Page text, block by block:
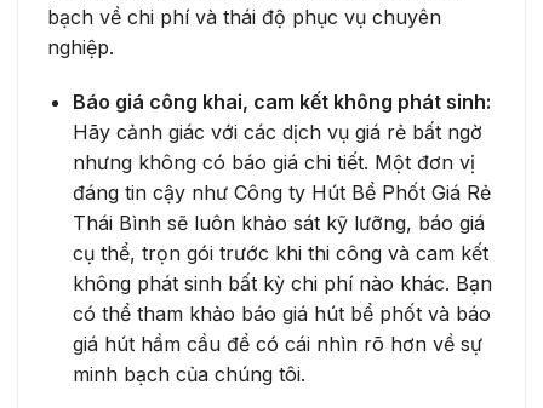
bạch về chi phí và thái độ phục vụ chuyên
nghiệp.
Báo giá công khai, cam kết không phát sinh:
Hãy cảnh giác với các dịch vụ giá rẻ bất ngờ
nhưng không có báo giá chi tiết. Một đơn vị
đáng tin cậy như Công ty Hút Bể Phốt Giá Rẻ
Thái Bình sẽ luôn khảo sát kỹ lưỡng, báo giá
cụ thể, trọn gói trước khi thi công và cam kết
không phát sinh bất kỳ chi phí nào khác. Bạn
có thể tham khảo báo giá hút bể phốt và báo
giá hút hầm cầu để có cái nhìn rõ hơn về sự
minh bạch của chúng tôi.